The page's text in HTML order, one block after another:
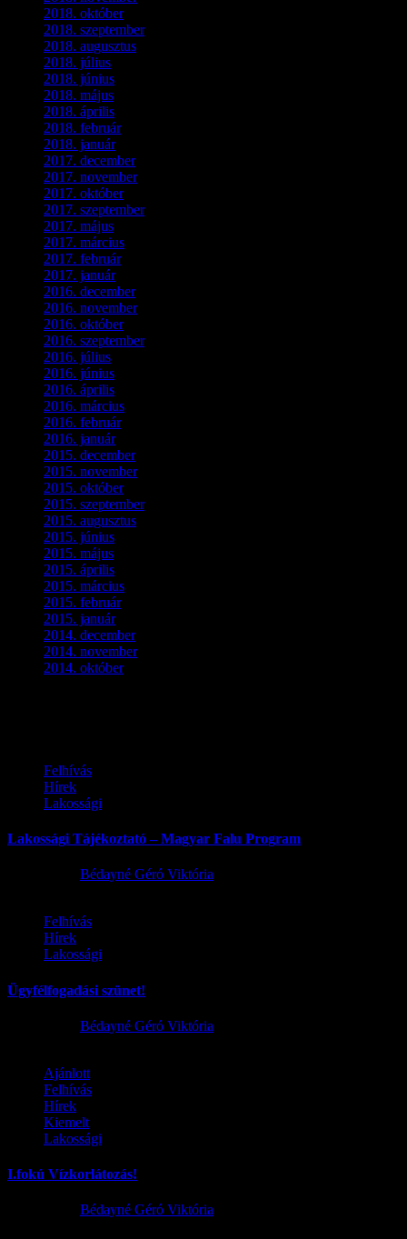
2018. október(1)
2018. szeptember(1)
2018. augusztus
2018. július
2018. június
2018. május
2018. április
2018. február(2)
2018. január(2)
2017. december(4)
2017. november(3)
2017. október(4)
2017. szeptember(1)
2017. május
2017. március
2017. február(1)
2017. január(2)
2016. december(1)
2016. november(1)
2016. október(6)
2016. szeptember(5)
2016. július
2016. június
2016. április
2016. március
2016. február(3)
2016. január(2)
2015. december(1)
2015. november(4)
2015. október(4)
2015. szeptember(5)
2015. augusztus
2015. június
2015. május
2015. április
2015. március
2015. február(2)
2015. január(5)
2014. december(4)
2014. november(1)
2014. október(2)
Felhívás
Hírek
Lakossági
Lakossági Tájékoztató – Magyar Falu Program
Bédayné Géró Viktória
Felhívás
Hírek
Lakossági
Ügyfélfogadási szünet!
Bédayné Géró Viktória
Ajánlott
Felhívás
Hírek
Kiemelt
Lakossági
I.fokú Vízkorlátozás!
Bédayné Géró Viktória